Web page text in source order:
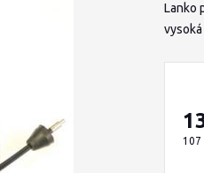
Lanko
107